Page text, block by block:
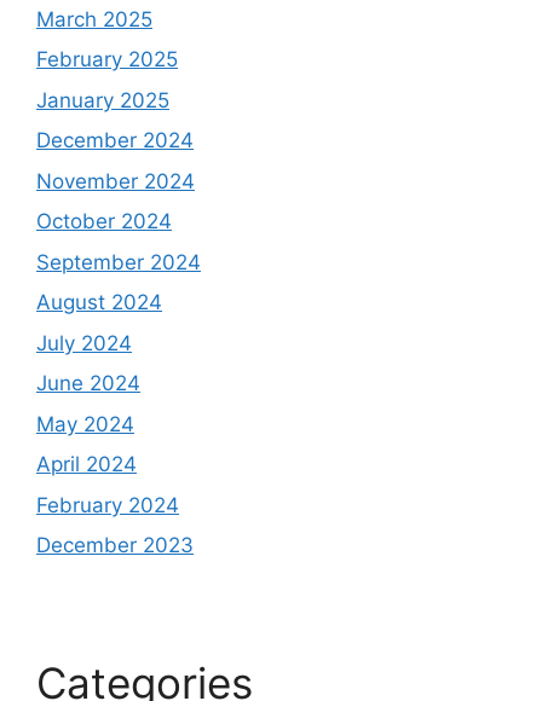
March 2025
February 2025
January 2025
December 2024
November 2024
October 2024
September 2024
August 2024
July 2024
June 2024
May 2024
April 2024
February 2024
December 2023
Categories